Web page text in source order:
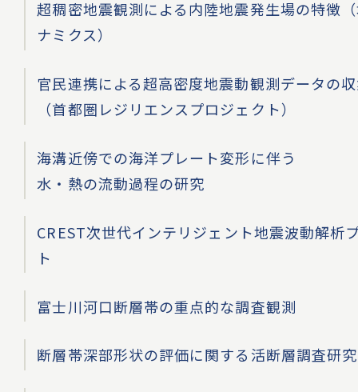
超稠密地震観測による内陸地震発生場の特徴
ナミクス）
官民連携による超高密度地震動観測データの
（首都圏レジリエンスプロジェクト）
海溝近傍での海洋プレート変形に伴う
水・熱の流動過程の研究
CREST次世代インテリジェント地震波動解析
ト
富士川河口断層帯の重点的な調査観測
断層帯深部形状の評価に関する活断層調査研究